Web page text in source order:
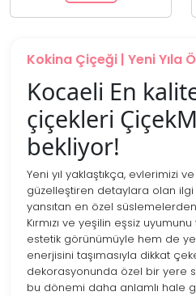
Kokina Çiçeği | Yeni Yıla
Kocaeli En
çiçekleri
bekliyor!
Yeni yıl yaklaştıkça, evlerimizi
güzelleştiren detaylara olan ilgi
yansıtan en özel
Kırmızı ve yeşilin eşsiz
estetik görünümüyle hem de
enerjisini taşımasıyla dikkat
dekorasyonunda özel bir yere
bu dönemi daha anlamlı hale